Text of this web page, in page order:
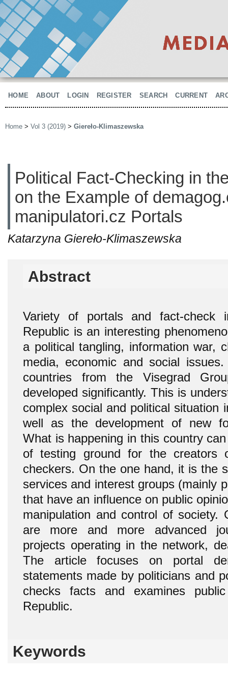
HOME ABOUT LOGIN REGISTER SEARCH CURRENT
Home > Vol 3 (2019) > Giereło-Klimaszewska
Political Fact-Checking in
on the Example of
manipulatori.cz Portals
Katarzyna Giereło-Klimaszewska
Abstract
Variety of portals and fact-check
Republic is an interesting
a political tangling, information war,
media, economic and social
countries from the Visegrad
developed significantly. This is
complex social and political situation
well as the development of new
What is happening in this country
of testing ground for the creators
checkers. On the one hand, it is the
services and interest groups (mainly
that have an influence on public
manipulation and control of society.
are more and more advanced
projects operating in the network,
The article focuses on portal
statements made by politicians and
checks facts and examines
Republic.
Keywords